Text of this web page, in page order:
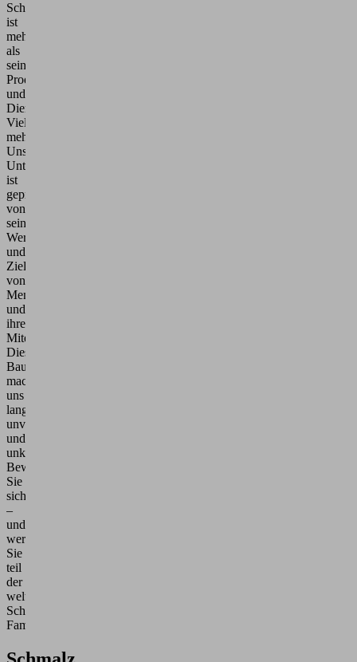
Schmalz
ist
mehr
als
seine
Produkte
und
Dienstleistungen.
Viel
mehr.
Unser
Unternehmen
ist
geprägt
von
seinen
Werten
und
Zielen,
von
Menschen
und
ihrem
Miteinander.
Diese
Bausteine
machen
uns
langfristig
unverwechselbar
und
unkopierbar.
Bewerben
Sie
sich
–
und
werden
Sie
teil
der
weltweiten
Schmalz
Familie.